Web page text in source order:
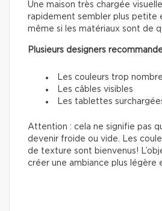
Une maison très chargée
rapidement sembler plus petite
même si les matériaux sont de
Plusieurs designers
Les couleurs trop
Les câbles visibles
Les tablettes
Attention : cela ne signifie pas
devenir froide ou vide. Les
de texture sont bienvenus!
créer une ambiance plus légère